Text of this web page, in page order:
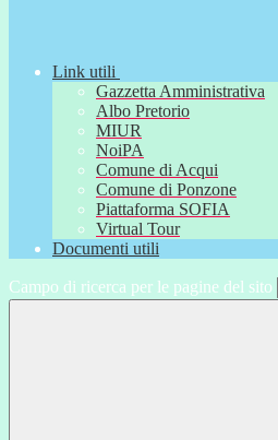
Link utili
Gazzetta Amministrativa
Albo Pretorio
MIUR
NoiPA
Comune di Acqui
Comune di Ponzone
Piattaforma SOFIA
Virtual Tour
Documenti utili
Campo di ricerca per le pagine del sito